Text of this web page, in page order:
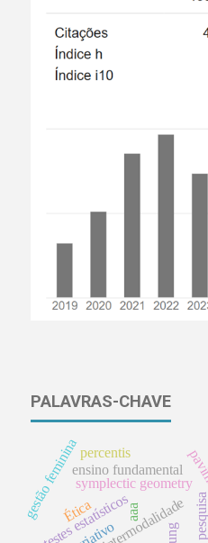
PALAVRAS-CHAVE
symplectic geometry
aaa
testes estatísticos
Ética
ensino fundamental
gestão feminina pesquisa
percentis